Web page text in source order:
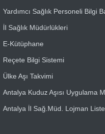
Yardımcı Sağlık Personeli Bilgi
İl Sağlık Müdürlükleri
E-Kütüphane
Reçete Bilgi Sistemi
Ülke Aşı Takvimi
Antalya Kuduz Aşısı Uygulama
Antalya İl Sağ.Müd. Lojman